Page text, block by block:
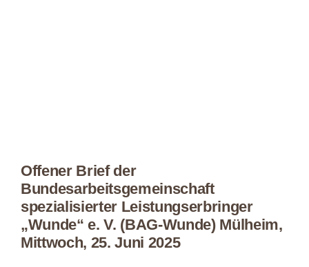
Offener Brief der
Bundesarbeitsgemeinschaft
spezialisierter Leistungserbringer
„Wunde“ e. V. (BAG-Wunde) Mülheim,
Mittwoch, 25. Juni 2025